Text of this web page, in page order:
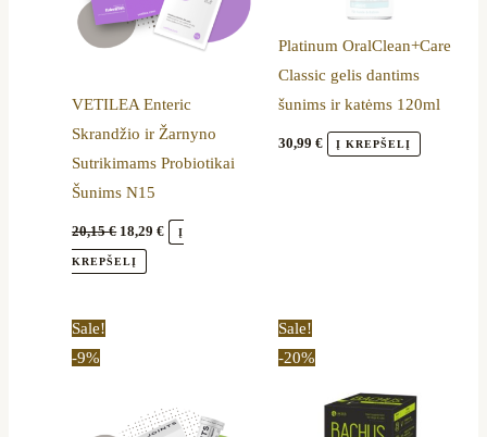
VETILEA Enteric
Skrandžio ir Žarnyno
Sutrikimams Probiotikai
Šunims N15
20,15€ 18,29€ Į
KREPŠELĮ
Platinum OralClean+Care
Classic gelis dantims
šunims ir katėms 120ml
30,99 € Į KREPŠELĮ
Sale!
-9%
Sale!
-20%